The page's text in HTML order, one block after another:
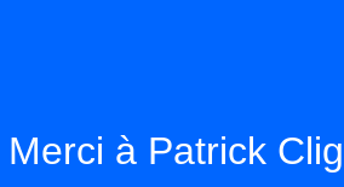
Merci à Patrick